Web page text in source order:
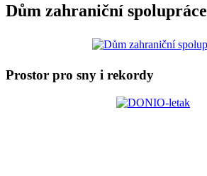
Dům zahraniční spolupráce
Prostor pro sny i rekordy